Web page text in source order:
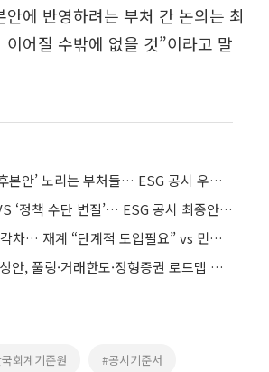
안에 반영하려는 부처 간 논의는 최
이어질 수밖에 없을 것”이라고 말
101호 빠지자 ‘기후본안’ 노리는 부처들… ESG 공시 우회 관치 논란
‘투자 정보 합당’ VS ‘정책 수단 변질’… ESG 공시 최종안 앞두고 논쟁
법정 공시 두고 시각차… 재계 “단계적 도입필요” vs 민간 “의무화 시급”
STO 하위법규 예상안, 풀링·거래한도·정형증권 로드맵 제시
회계기준원 #공시기준서